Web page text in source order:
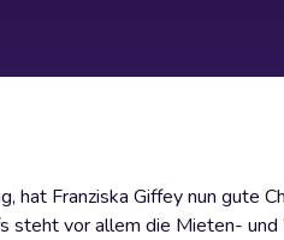
hat Franziska Giffey nun gute
steht vor allem die Mieten-